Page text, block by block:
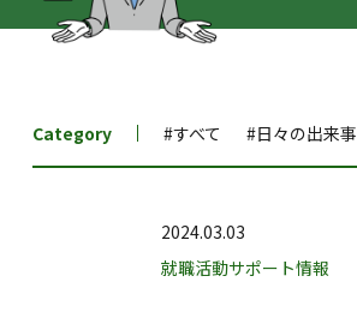
Category #すべて #日々の出来事
2024.03.03
就職活動サポート情報